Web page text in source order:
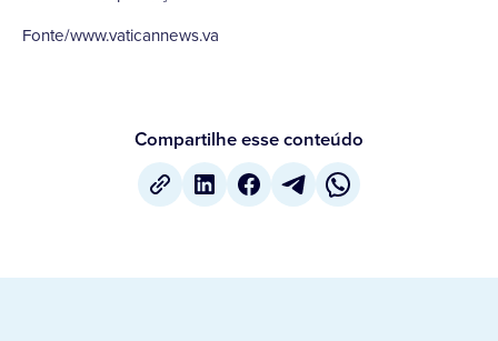
Fonte/www.vaticannews.va
Compartilhe esse conteúdo